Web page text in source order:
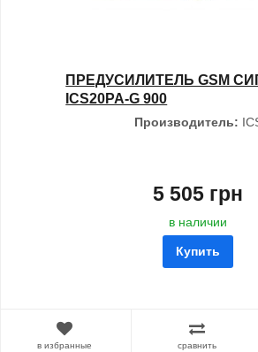
ПРЕДУСИЛИТЕЛЬ GSM
ICS20PA-G 900
Производитель:
5 505 грн
в наличии
Купить
в избранные сравнить